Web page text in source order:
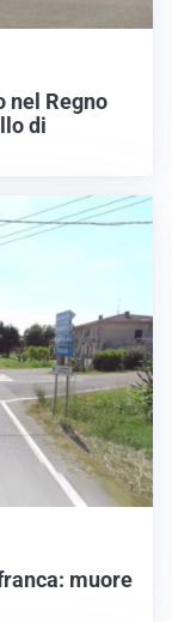
nel Regno
di
muore